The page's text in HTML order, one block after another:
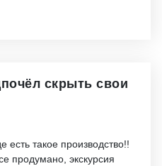
скрыть свои
есть такое производство!!
продумано, экскурсия